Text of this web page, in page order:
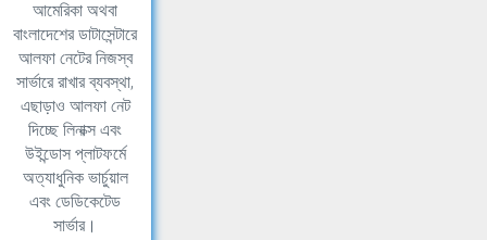
আমেরিকা অথবা
বাংলাদেশের ডাটাসেন্টারে
আলফা নেটের নিজস্ব
সার্ভারে রাখার ব্যবস্থা,
এছাড়াও আলফা নেট
দিচ্ছে লিনাক্স এবং
উইন্ডোস প্লাটফর্মে
অত্যাধুনিক ভার্চুয়াল
এবং ডেডিকেটেড
সার্ভার।